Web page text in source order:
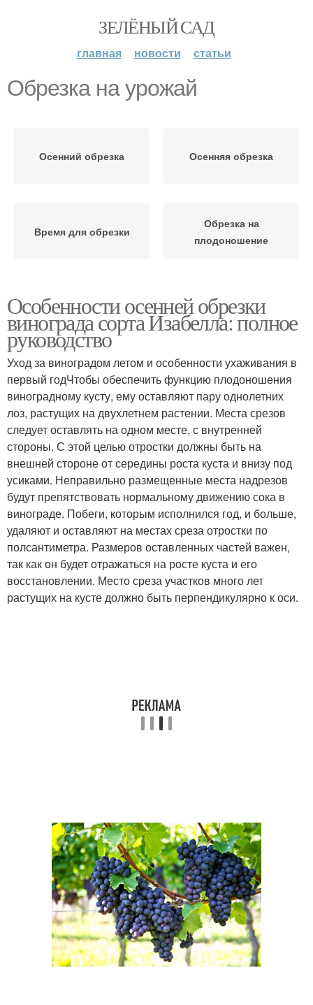
ЗЕЛЁНЫЙ САД
главная новости статьи
Обрезка на урожай
Осенний обрезка Осенняя обрезка
Время для обрезки
Обрезка на
плодоношение
Особенности осенней обрезки
винограда сорта Изабелла: полное
руководство
Уход за виноградом летом и особенности ухаживания в
первый годЧтобы обеспечить функцию плодоношения
виноградному кусту, ему оставляют пару однолетних
лоз, растущих на двухлетнем растении. Места срезов
следует оставлять на одном месте, с внутренней
стороны. С этой целью отростки должны быть на
внешней стороне от середины роста куста и внизу под
усиками. Неправильно размещенные места надрезов
будут препятствовать нормальному движению сока в
винограде. Побеги, которым исполнился год, и больше,
удаляют и оставляют на местах среза отростки по
полсантиметра. Размеров оставленных частей важен,
так как он будет отражаться на росте куста и его
восстановлении. Место среза участков много лет
растущих на кусте должно быть перпендикулярно к оси.